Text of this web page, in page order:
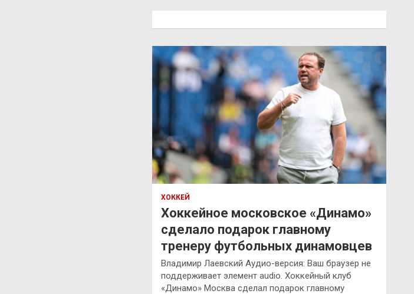
ХОККЕЙ
Хоккейное московское «Динамо»
сделало подарок главному
тренеру футбольных динамовцев
Владимир Лаевский Аудио-версия: Ваш браузер не
поддерживает элемент audio. Хоккейный клуб
«Динамо» Москва сделал подарок главному